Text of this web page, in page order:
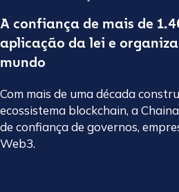
A confiança de mais de
aplicação da lei e
mundo
Com mais de uma década
ecossistema blockchain, a
de confiança de governos,
Web3.